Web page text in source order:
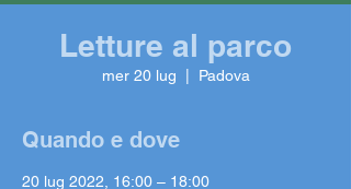
Letture al parco
mer 20 lug Padova
Quando e dove
20 lug 2022, 16:00 – 18:00